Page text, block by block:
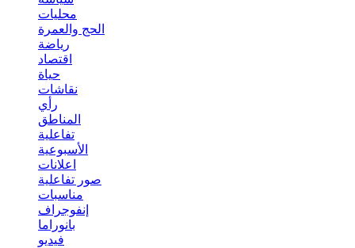
محليات
الحج والعمرة
رياضة
اقتصاد
حياة
نقاشات
رأي
المناطق
تفاعلية
الأسبوعية
اعلانات
صور تفاعلية
مناسبات
إنفوجراف
بانوراما
فيديو